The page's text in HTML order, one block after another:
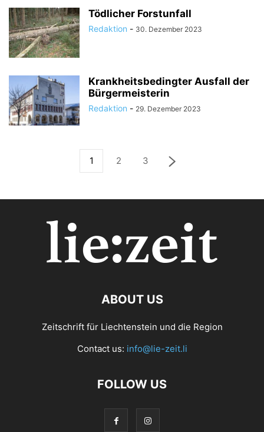
Tödlicher Forstunfall
Redaktion - 30. Dezember 2023
Krankheitsbedingter Ausfall der
Bürgermeisterin
Redaktion - 29. Dezember 2023
1 2 3
ABOUT US
Zeitschrift für Liechtenstein und die Region
Contact us: info@lie-zeit.li
FOLLOW US